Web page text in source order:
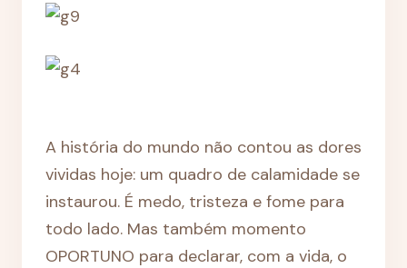
A história do mundo não contou as dores
vividas hoje: um quadro de calamidade se
instaurou. É medo, tristeza e fome para
todo lado. Mas também momento
OPORTUNO para declarar, com a vida, o